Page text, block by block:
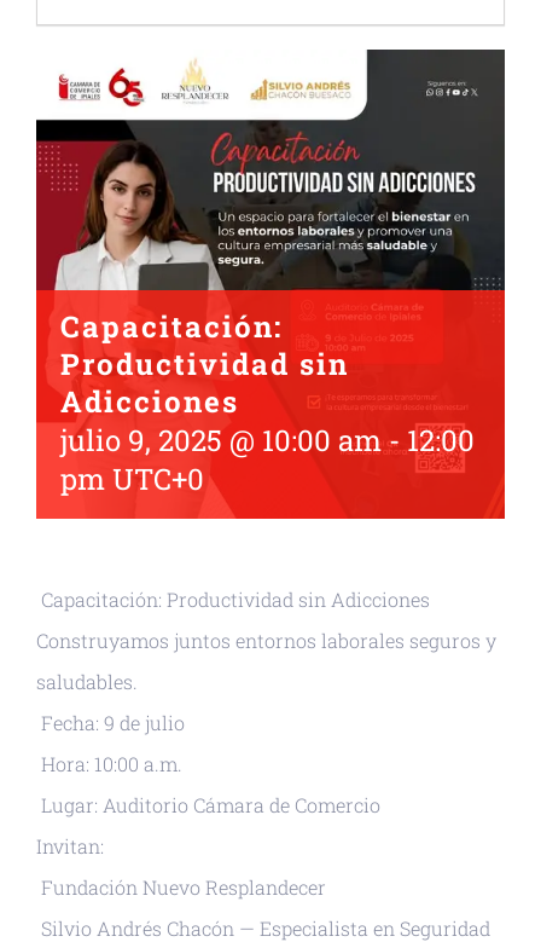
Capacitación:
Productividad sin
Adicciones
julio 9, 2025 @ 10:00 am-12:00
pmUTC+0
Capacitación: Productividad sin Adicciones
Construyamos juntos entornos laborales seguros y
saludables.
Fecha: 9 de julio
Hora: 10:00 a.m.
Lugar: Auditorio Cámara de Comercio
Invitan:
Fundación Nuevo Resplandecer
Silvio Andrés Chacón — Especialista en Seguridad